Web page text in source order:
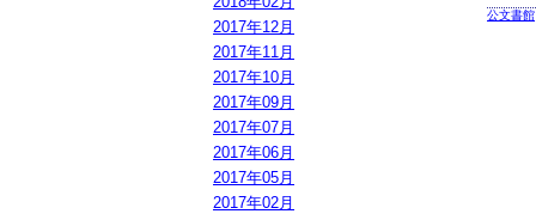
2017年12月
2017年11月
2017年10月
2017年09月
2017年07月
2017年06月
2017年05月
2017年02月
公文書館